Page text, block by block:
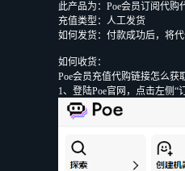
此产品为：Poe会员订阅代购
充值类型：人工发货
如何发货：付款成功后，将
如何收货：
Poe会员充值代购链接怎么获
1、登陆Poe官网，点击左侧“